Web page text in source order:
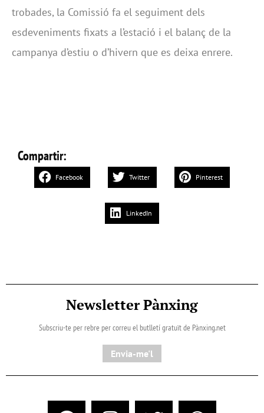
trobades, la Comissió fa el seguiment dels
esdeveniments fixats a l’estació i el balanç de la
campanya d’estiu o d’hivern que es deixa enrere.
Compartir:
Facebook Twitter Pinterest
LinkedIn
Newsletter Pànxing
Subscriu-te per rebre per correu el butlletí gratuït de Pànxing.net​
Envia-me'l